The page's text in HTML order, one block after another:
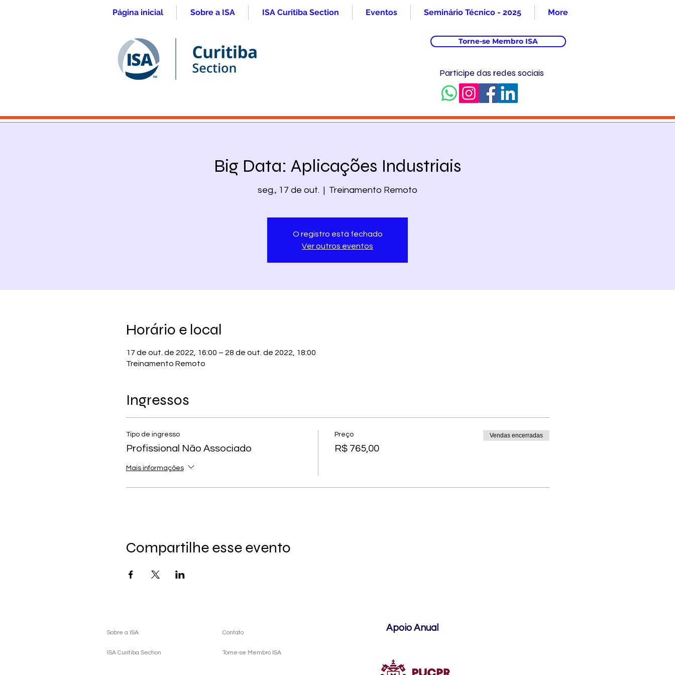
Página inicial Sobre a ISA ISA Curitiba Section Eventos Seminário Técnico - 2025 More
Torne-se Membro ISA
Participe das redes sociais
Big Data: Aplicações Industriais
seg., 17 de out. Treinamento Remoto
O registro está fechado
Ver outros eventos
Horário e local
17 de out. de 2022, 16:00 – 28 de out. de 2022, 18:00
Treinamento Remoto
Ingressos
Tipo de ingresso
Profissional Não Associado
Mais informações
Preço
R$ 765,00
Vendas encerradas
Compartilhe esse evento
Sobre a ISA
ISA Curitiba Section
Contato
Torne-se Membro ISA
Apoio Anual